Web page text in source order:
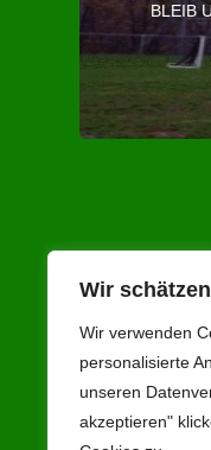
Wir
Wir verwenden
personalisierte
unseren
akzeptieren"
BLEIB